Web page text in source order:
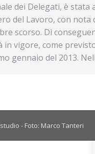
dei Delegati, è stata
del Lavoro, con nota
scorso. Di
in vigore, come
gennaio del 2013.
- Foto: Marco Tanteri